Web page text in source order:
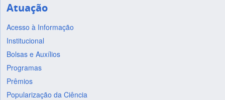
Atuação
Acesso à Informação
Institucional
Bolsas e Auxílios
Programas
Prêmios
Popularização da Ciência